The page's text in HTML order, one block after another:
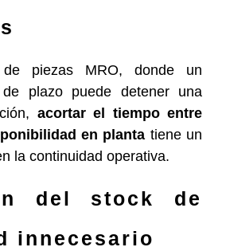
piezas MRO, donde un
plazo puede detener una
acortar el tiempo entre
en planta tiene un
la continuidad operativa.
del stock de
innecesario